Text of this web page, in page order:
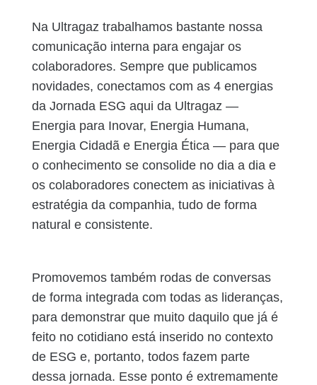
Na Ultragaz trabalhamos bastante nossa
comunicação interna para engajar os
colaboradores. Sempre que publicamos
novidades, conectamos com as 4 energias
da Jornada ESG aqui da Ultragaz —
Energia para Inovar, Energia Humana,
Energia Cidadã e Energia Ética — para que
o conhecimento se consolide no dia a dia e
os colaboradores conectem as iniciativas à
estratégia da companhia, tudo de forma
natural e consistente.
Promovemos também rodas de conversas
de forma integrada com todas as lideranças,
para demonstrar que muito daquilo que já é
feito no cotidiano está inserido no contexto
de ESG e, portanto, todos fazem parte
dessa jornada. Esse ponto é extremamente